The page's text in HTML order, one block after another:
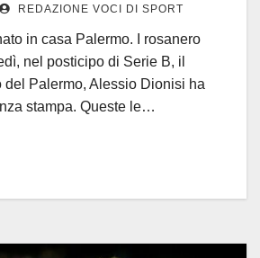
REDAZIONE VOCI DI SPORT
in casa Palermo. I rosanero
nel posticipo di Serie B, il
del Palermo, Alessio Dionisi ha
stampa. Queste le…